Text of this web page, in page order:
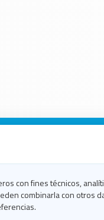
con fines técnicos,
combinarla con otros
Ocio en Lugo
Ocio en Ourense